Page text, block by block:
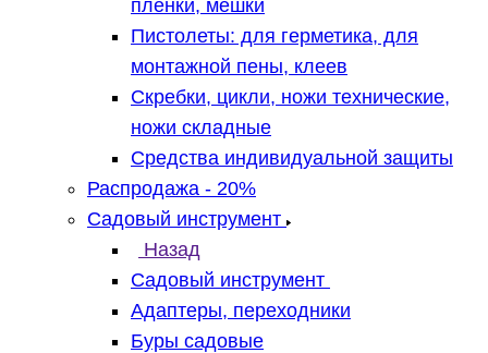
пленки, мешки
Пистолеты: для герметика, для
монтажной пены, клеев
Скребки, цикли, ножи технические,
ножи складные
Средства индивидуальной защиты
Распродажа - 20%
Садовый инструмент
Назад
Садовый инструмент
Адаптеры, переходники
Буры садовые